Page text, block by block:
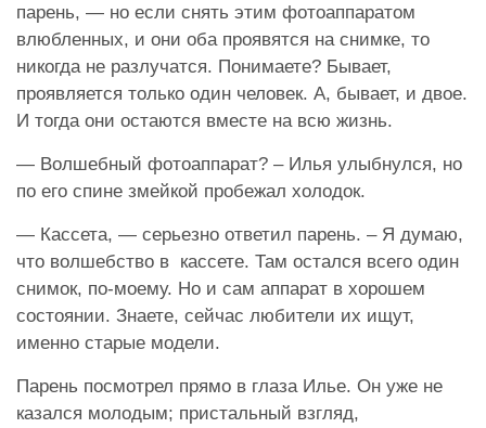
парень, — но если снять этим фотоаппаратом
влюбленных, и они оба проявятся на снимке, то
никогда не разлучатся. Понимаете? Бывает,
проявляется только один человек. А, бывает, и двое.
И тогда они остаются вместе на всю жизнь.
— Волшебный фотоаппарат? – Илья улыбнулся, но
по его спине змейкой пробежал холодок.
— Кассета, — серьезно ответил парень. – Я думаю,
что волшебство в кассете. Там остался всего один
снимок, по-моему. Но и сам аппарат в хорошем
состоянии. Знаете, сейчас любители их ищут,
именно старые модели.
Парень посмотрел прямо в глаза Илье. Он уже не
казался молодым; пристальный взгляд,